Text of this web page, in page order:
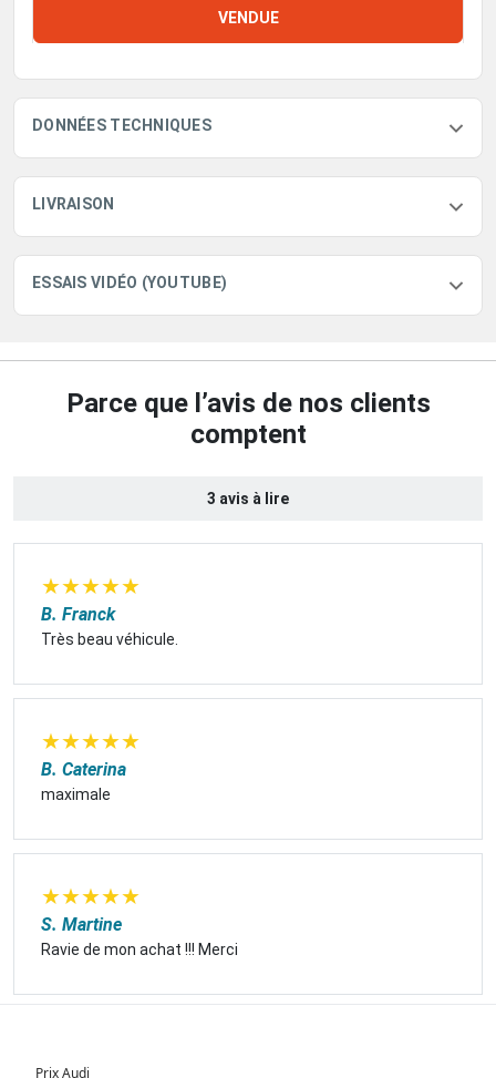
VENDUE
DONNÉES TECHNIQUES
LIVRAISON
ESSAIS VIDÉO (YOUTUBE)
Parce que l’avis de nos clients
comptent
3 avis à lire
★★★★★
B. Franck
Très beau véhicule.
★★★★★
B. Caterina
maximale
★★★★★
S. Martine
Ravie de mon achat !!! Merci
Prix Audi